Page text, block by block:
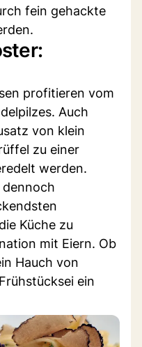
fein gehackte
profitieren vom
Auch
von klein
zu einer
werden.
Küche zu
mit Eiern. Ob
Hauch von
ein